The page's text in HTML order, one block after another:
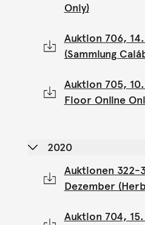
Only)
Auktion 706,
(Sammlung
Auktion 705,
Floor Online
2020
Auktionen 322-
Dezember
Auktion 704,